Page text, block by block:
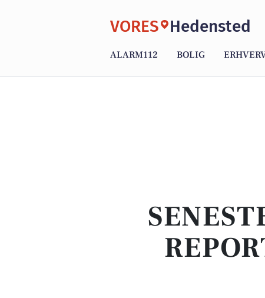
VORES Hedensted
ALARM112 BOLIG